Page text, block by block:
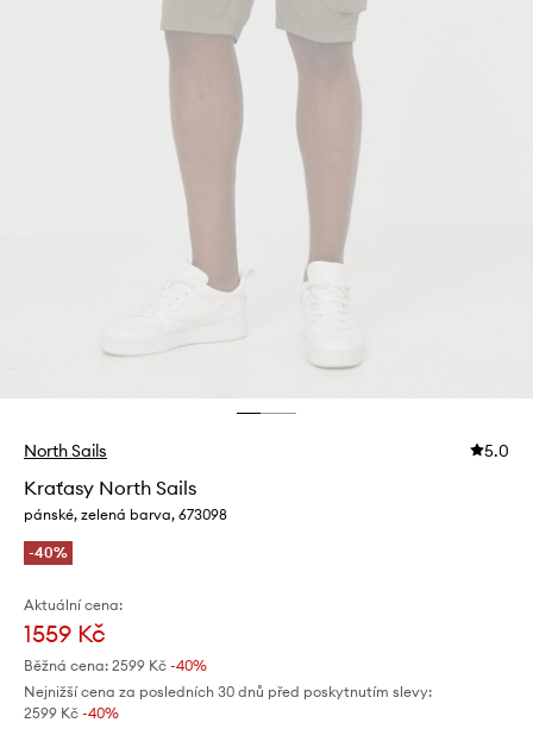
North Sails 5.0
Kraťasy North Sails
pánské, zelená barva, 673098
-40%
Aktuální cena:
1559 Kč
Běžná cena: 2599 Kč -40%
Nejnižší cena za posledních 30 dnů před poskytnutím slevy:
2599 Kč -40%